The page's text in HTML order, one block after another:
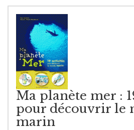
Ma planète mer :
pour découvrir le
marin